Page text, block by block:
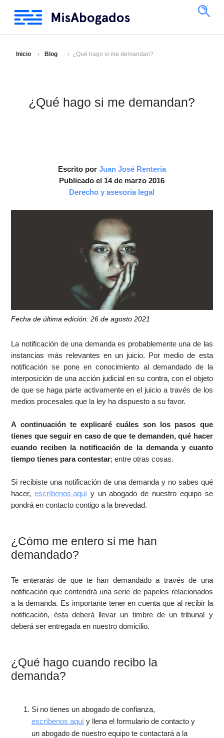
Inicio Blog ¿Qué hago si me demandan?
¿Qué hago si me demandan?
Escrito por Juan José Rentería
Publicado el 14 de marzo 2016
Derecho y asesoría legal
Fecha de última edición: 26 de agosto 2021
La notificación de una demandaes probablemente una de las
instancias más relevantes en un juicio. Por medio de esta
notificación se pone en conocimiento al demandado de la
interposición de una acción judicial en su contra, con el objeto
de que se haga parte activamente en el juicio a través de los
medios procesales que la ley ha dispuesto a su favor.
A continuación te explicaré cuáles son los pasos que
tienes que seguir en caso de que te demanden, qué hacer
cuando reciben la notificación de la demanda y cuanto
tiempo tienes para contestar; entre otras cosas.
Si recibiste una notificación de una demanda y no sabes qué
hacer,escríbenos aquí y un abogado de nuestro equipo se
pondrá en contacto contigo a la brevedad.
¿Cómo me entero si me han
demandado?
Te enterarás de que te han demandado a través de una
notificación que contendrá una serie de papeles relacionados
a la demanda. Es importante tener en cuenta que al recibir la
notificación, ésta deberá llevar un timbre de un tribunal y
deberá ser entregada en nuestro domicilio.
¿Qué hago cuando recibo la
demanda?
Si no tienes un abogado de confianza,
escríbenos aquíy llena el formulario de contacto y
un abogado de nuestro equipo te contactará a la